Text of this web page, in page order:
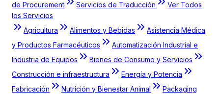
de Procurement
Servicios de Traducción
Ver Todos
los Servicios
Agricultura
Alimentos y Bebidas
Asistencia Médica
y Productos Farmacéuticos
Automatización Industrial e
Industria de Equipos
Bienes de Consumo y Servicios
Construcción e infraestructura
Energía y Potencia
Fabricación
Nutrición y Bienestar Animal
Packaging